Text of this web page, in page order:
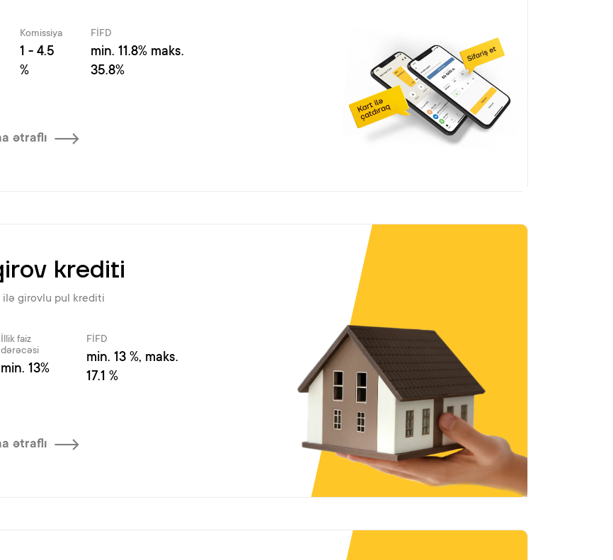
Komissiya
1 - 4.5
%
FİFD
min. 11.8% maks.
35.8%
ətraflı
krediti
ilə girovlu pul krediti
İllik faiz
dərəcəsi
min. 13%
FİFD
min. 13 %, maks.
17.1 %
ətraflı